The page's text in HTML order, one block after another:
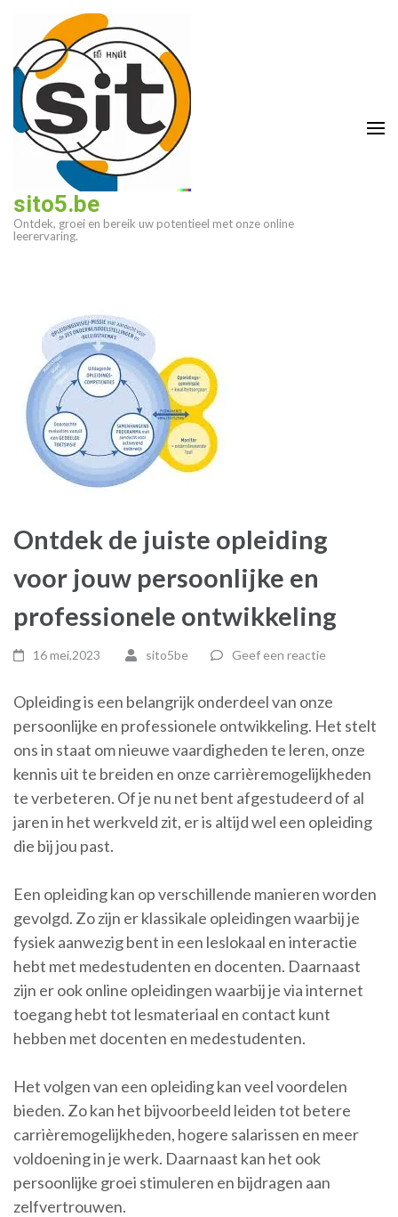
inhoud
(druk
enter)
sito5.be
Ontdek, groei en bereik uw potentieel met onze online
leerervaring.
Ontdek de juiste opleiding
voor jouw persoonlijke en
professionele ontwikkeling
16 mei,2023 sito5be Geef een reactie
Opleiding is een belangrijk onderdeel van onze
persoonlijke en professionele ontwikkeling. Het stelt
ons in staat om nieuwe vaardigheden te leren, onze
kennis uit te breiden en onze carrièremogelijkheden
te verbeteren. Of je nu net bent afgestudeerd of al
jaren in het werkveld zit, er is altijd wel een opleiding
die bij jou past.
Een opleiding kan op verschillende manieren worden
gevolgd. Zo zijn er klassikale opleidingen waarbij je
fysiek aanwezig bent in een leslokaal en interactie
hebt met medestudenten en docenten. Daarnaast
zijn er ook online opleidingen waarbij je via internet
toegang hebt tot lesmateriaal en contact kunt
hebben met docenten en medestudenten.
Het volgen van een opleiding kan veel voordelen
bieden. Zo kan het bijvoorbeeld leiden tot betere
carrièremogelijkheden, hogere salarissen en meer
voldoening in je werk. Daarnaast kan het ook
persoonlijke groei stimuleren en bijdragen aan
zelfvertrouwen.